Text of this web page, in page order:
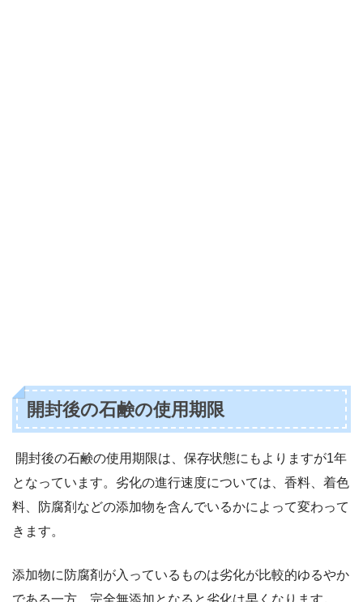
開封後の石鹸の使用期限
開封後の石鹸の使用期限は、保存状態にもよりますが1年
となっています。劣化の進行速度については、香料、着色
料、防腐剤などの添加物を含んでいるかによって変わって
きます。
添加物に防腐剤が入っているものは劣化が比較的ゆるやか